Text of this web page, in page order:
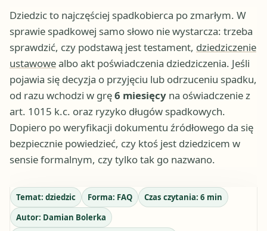
Dziedzic to najczęściej spadkobierca po zmarłym. W
sprawie spadkowej samo słowo nie wystarcza: trzeba
sprawdzić, czy podstawą jest testament, dziedziczenie
ustawowealbo akt poświadczenia dziedziczenia. Jeśli
pojawia się decyzja o przyjęciu lub odrzuceniu spadku,
od razu wchodzi w grę6 miesięcy na oświadczenie z
art. 1015 k.c. oraz ryzyko długów spadkowych.
Dopiero po weryfikacji dokumentu źródłowego da się
bezpiecznie powiedzieć, czy ktoś jest dziedzicem w
sensie formalnym, czy tylko tak go nazwano.
Temat: dziedzic Forma: FAQ Czas czytania: 6 min
Autor: Damian Bolerka